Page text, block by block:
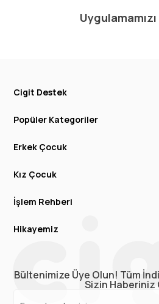
Cigit Destek
Popüler Kategoriler
Erkek Çocuk
Kız Çocuk
İşlem Rehberi
Hikayemiz
Bültenimize Üye Olun! Tüm
Sizin Haberiniz